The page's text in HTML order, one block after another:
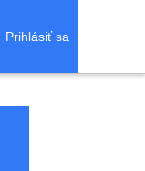
Prihlásiť sa